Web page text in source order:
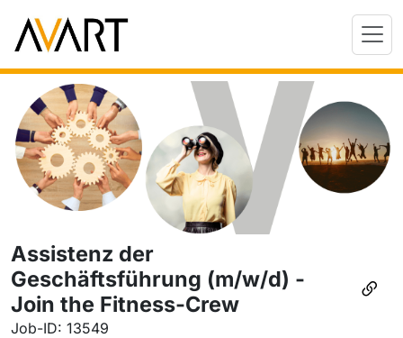
Assistenz der
Geschäftsführung (m/w/d) -
Join the Fitness-Crew
Job-ID: 13549